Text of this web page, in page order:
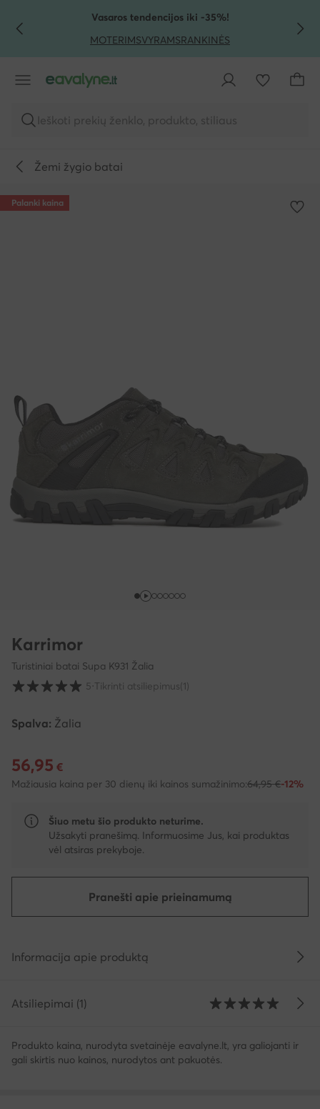
PEREITI PRIE PAGRINDINIO TURINIO
PEREITI Į PAIEŠKĄVasaros tendencijos iki -35%!
MOTERIMSVYRAMSRANKINĖS
Ieškoti prekių ženklo, produkto, stiliaus
Žemi žygio batai
Palanki kaina
Karrimor
Turistiniai batai Supa K931 Žalia
Klientų įvertinimai skalėje nuo 1 iki 5
5⋅Tikrinti atsiliepimus(1)
Spalva: Žalia
Dabartinė kaina 56,95 €
56,95 €
Mažiausia kaina per 30 dienų iki kainos sumažinimo:64,95 €-12%
Šiuo metu šio produkto neturime.
Užsakyti pranešimą. Informuosime Jus, kai produktas
vėl atsiras prekyboje.
Pranešti apie prieinamumą
Informacija apie produktą
Atsiliepimai (1)
Produkto kaina, nurodyta svetainėje eavalyne.lt, yra galiojanti ir
gali skirtis nuo kainos, nurodytos ant pakuotės.